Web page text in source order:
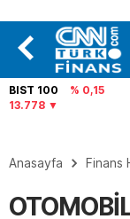
BIST 100
% 0,15
13.778
Anasayfa Finans